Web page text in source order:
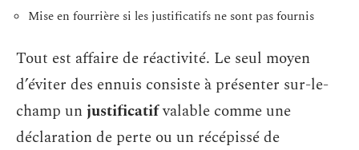
Mise en fourrière si les justificatifs ne sont pas fournis
Tout est affaire de réactivité. Le seul moyen
d’éviter des ennuis consiste à présenter sur-le-
champ unjustificatifvalable comme une
déclaration de perte ou un récépissé de